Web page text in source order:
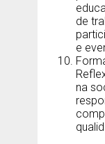
de
e
na